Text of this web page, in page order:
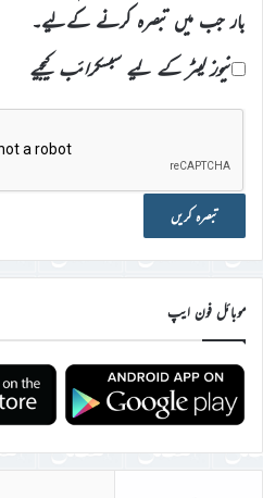
بار جب میں تبصرہ کرنے کےلیے۔
نیوز لیٹر کے لیے سبسکرائب کیجیے
موبائل فون ایپ